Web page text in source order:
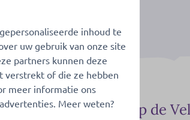
uw overnachting op de
inhoud te
uw gebruik van onze site
partners kunnen deze
verstrekt of die ze hebben
meer informatie ons
Meer weten?